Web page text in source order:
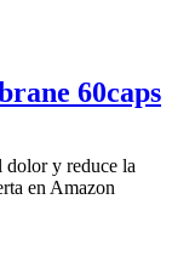
60caps
dolor y reduce la
en Amazon